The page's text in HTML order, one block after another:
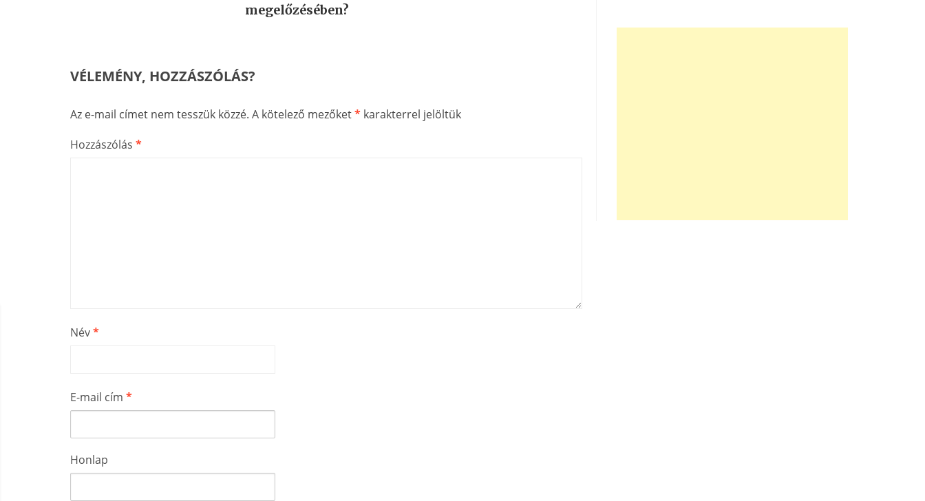
megelőzésében?
VÉLEMÉNY, HOZZÁSZÓLÁS?
Az e-mail címet nem tesszük közzé. A kötelező mezőket* karakterrel jelöltük
Hozzászólás *
Név*
E-mail cím *
Honlap